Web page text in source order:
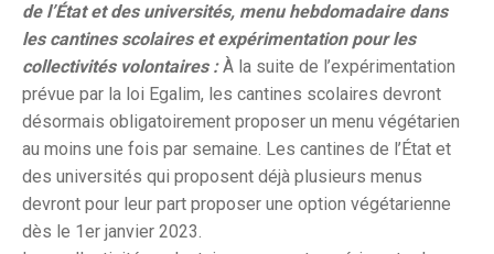
de l’État et des universités, menu hebdomadaire dans
les cantines scolaires et expérimentation pour les
collectivités volontaires :À la suite de l’expérimentation
prévue par la loi Egalim, les cantines scolaires devront
désormais obligatoirement proposer un menu végétarien
au moins une fois par semaine. Les cantines de l’État et
des universités qui proposent déjà plusieurs menus
devront pour leur part proposer une option végétarienne
dès le 1er janvier 2023.